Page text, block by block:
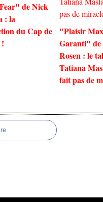
de Nick
: la
du Cap de
"Plaisir
Garanti" de
Rosen : le
Tatiana
fait pas de